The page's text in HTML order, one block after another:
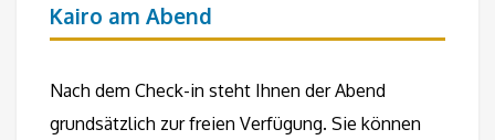
Kairo am Abend
Nach dem Check-in steht Ihnen der Abend
grundsätzlich zur freien Verfügung. Sie können